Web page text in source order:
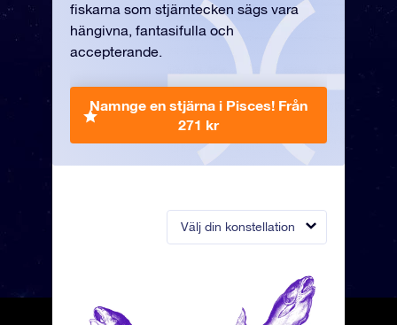
Välj din konstellation
fiskarna som stjärntecken sägs vara
hängivna, fantasifulla och
accepterande.
Namnge en stjärna i Pisces! Från
271 kr